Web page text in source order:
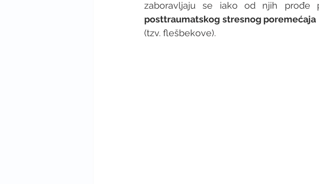
posttraumatskog stresnog poremećaja
(tzv. flešbekove).